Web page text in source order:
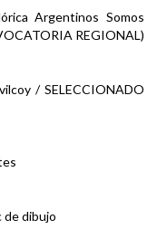
Argentinos Somos
REGIONAL)
/ SELECCIONADO
de dibujo